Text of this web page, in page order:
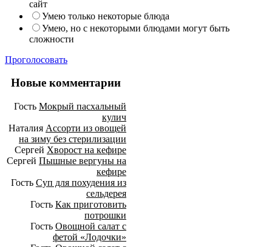
сайт
Умею только некоторые блюда
Умею, но с некоторыми блюдами могут быть
сложности
Проголосовать
Новые комментарии
Гость Мокрый пасхальный
кулич
Наталия Ассорти из овощей
на зиму без стерилизации
Сергей Хворост на кефире
Сергей Пышные вергуны на
кефире
Гость Суп для похудения из
сельдерея
Гость Как приготовить
потрошки
Гость Овощной салат с
фетой «Лодочки»